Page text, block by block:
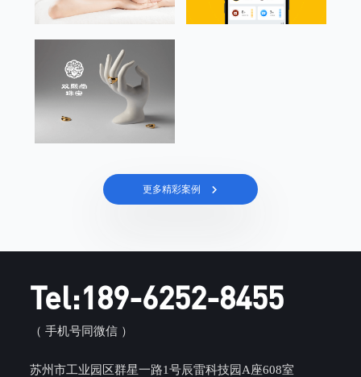
更多精彩案例
Tel:189-6252-8455
（ 手机号同微信 ）
苏州市工业园区群星一路1号辰雷科技园A座608室